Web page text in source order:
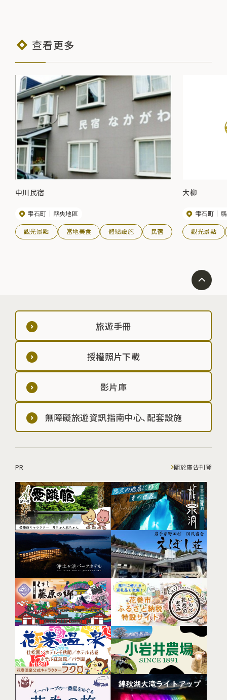
查看更多
中川民宿
雫石町 縣央地區
觀光景點 當地美食 體驗設施 民宿
大柳
雫石町
觀光景點
旅遊手冊
授權照片下載
影片庫
無障礙旅遊資訊指南中心、配套設施
PR 關於廣告刊登